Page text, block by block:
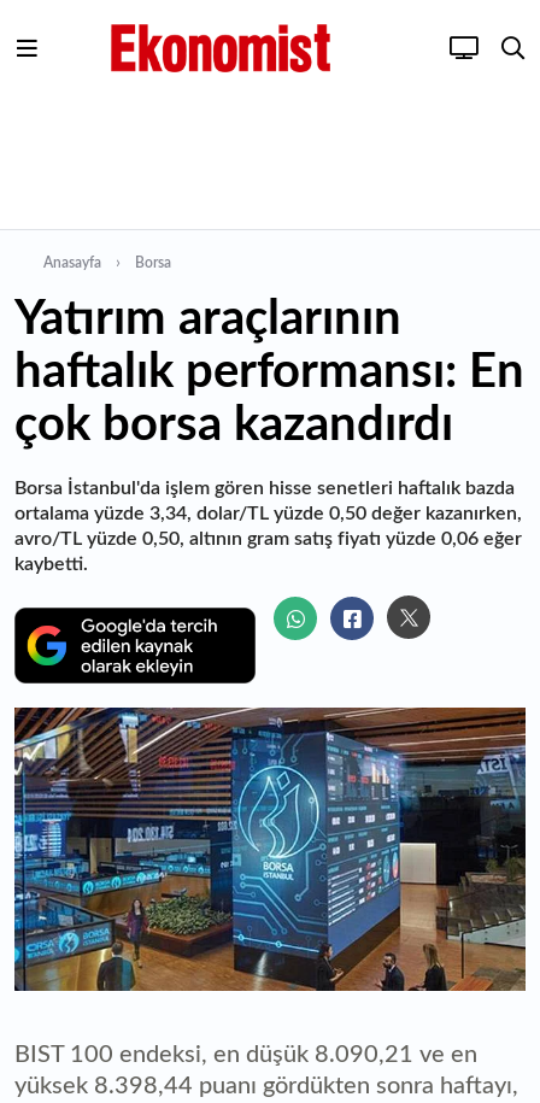
Anasayfa Borsa
Yatırım araçlarının
haftalık performansı: En
çok borsa kazandırdı
Borsa İstanbul'da işlem gören hisse senetleri haftalık bazda
ortalama yüzde 3,34, dolar/TL yüzde 0,50 değer kazanırken,
avro/TL yüzde 0,50, altının gram satış fiyatı yüzde 0,06 eğer
kaybetti.
BIST 100 endeksi, en düşük 8.090,21 ve en
yüksek 8.398,44 puanı gördükten sonra haftayı,